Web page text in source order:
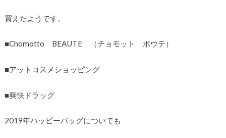
買えたようです。
■Chomotto BEAUTE （チョモット ボウテ）
■アットコスメショッピング
■爽快ドラッグ
2019年ハッピーバッグについても